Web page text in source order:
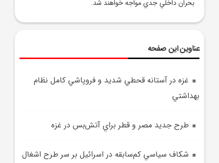
بحران داخلي جدي مواجه خواهند شد.
عناوین این صفحه
غزه در آستانه قحطي شديد و فروپاشي کامل نظام
بهداشتي
طرح جديد مصر و قطر براي آتش‌بس در غزه
شکاف سياسي کم‌سابقه در اسرائيل بر سر طرح اشغال